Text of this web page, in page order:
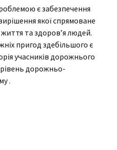
є забезпечення
якої спрямоване
та здоров’я людей.
пригод здебільшого є
учасників дорожнього
дорожньо-
.